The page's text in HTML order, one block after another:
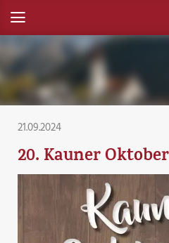
21.09.2024
20. Kauner